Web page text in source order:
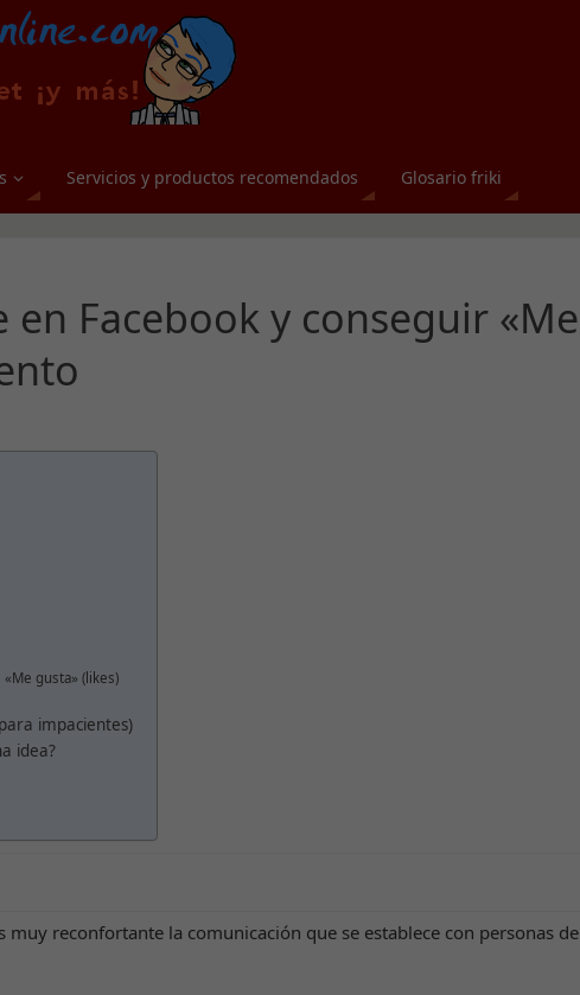
Servicios y productos recomendados Glosario friki
en Facebook y conseguir «Me
gusta» (likes)
impacientes)
idea?
muy reconfortante la comunicación que se establece con personas de